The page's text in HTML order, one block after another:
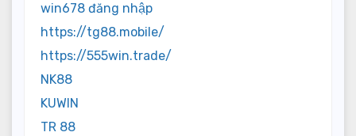
win678 đăng nhập
https://tg88.mobile/
https://555win.trade/
NK88
KUWIN
TR 88